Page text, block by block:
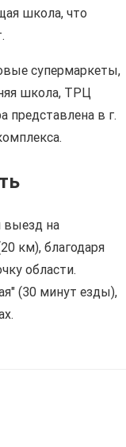
школа, что
супермаркеты,
школа, ТРЦ
представлена в г.
выезд на
км), благодаря
области.
(30 минут езды),